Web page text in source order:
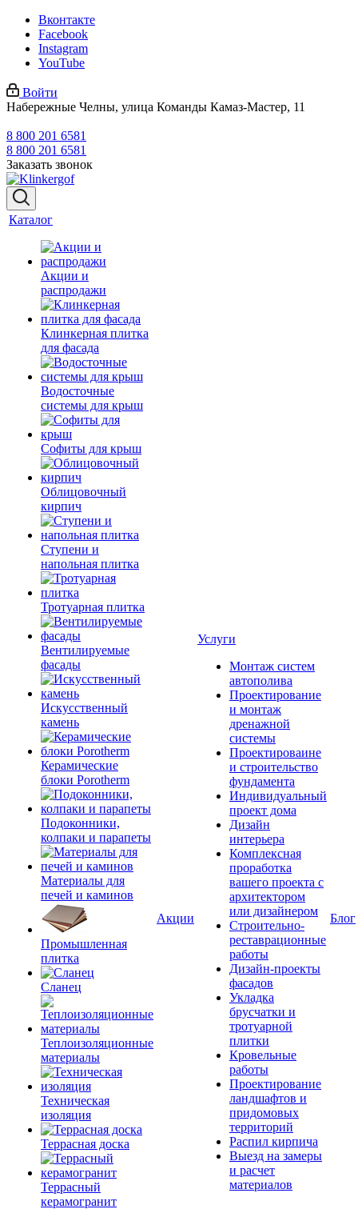
Вконтакте
Facebook
Instagram
YouTube
Войти
Набережные Челны, улица Команды Камаз-Мастер, 11
8 800 201 6581
8 800 201 6581
Заказать звонок
Каталог
Акции и
распродажи
Клинкерная плитка
для фасада
Водосточные
системы для крыш
Софиты для крыш
Облицовочный
кирпич
Ступени и
напольная плитка
Тротуарная плитка
Вентилируемые
фасады
Искусственный
камень
Керамические
блоки Porotherm
Подоконники,
колпаки и парапеты
Материалы для
печей и каминов
Промышленная
плитка
Сланец
Теплоизоляционные
материалы
Техническая
изоляция
Террасная доска
Террасный
керамогранит
Акции
Услуги
Монтаж систем
автополива
Проектирование
и монтаж
дренажной
системы
Проектироваине
и строительство
фундамента
Индивидуальный
проект дома
Дизайн
интерьера
Комплексная
проработка
вашего проекта с
архитектором
или дизайнером
Строительно-
реставрационные
работы
Дизайн-проекты
фасадов
Укладка
брусчатки и
тротуарной
плитки
Кровельные
работы
Проектирование
ландшафтов и
придомовых
территорий
Распил кирпича
Выезд на замеры
и расчет
материалов
Блог